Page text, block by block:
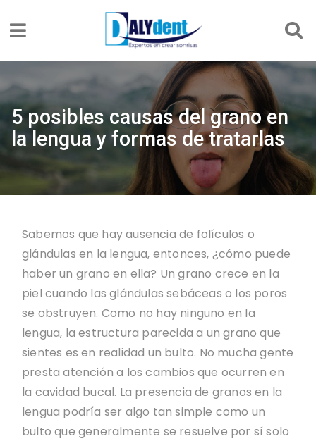
5 posibles causas del grano en
la lengua y formas de tratarlas
Sabemos que hay ausencia de folículos o
glándulas en la lengua, entonces, ¿cómo puede
haber un grano en ella? Un grano crece en la
piel cuando las glándulas sebáceas o los poros
se obstruyen. Como no hay ninguno en la
lengua, la estructura parecida a un grano que
sientes es en realidad un bulto. No mucha gente
presta atención a los cambios que ocurren en
la cavidad bucal. La presencia de granos en la
lengua podría ser algo tan simple como un
bulto que generalmente se resuelve por sí solo